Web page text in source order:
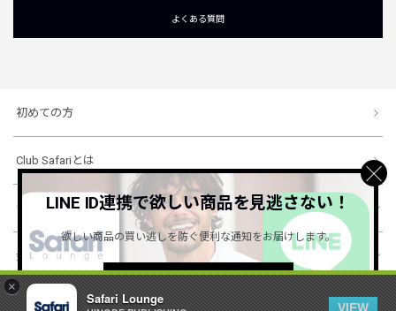
×
Safari Lounge
VIEW
よくある質問
初めての方
Club Safariとは
ショッピングガイド
会社概要・規約
LINE ID連携で欲しい商品を見逃さない！
欲しい商品の買い逃しを防ぐ便利な通知をお届けします。
詳しくはこちら ＞